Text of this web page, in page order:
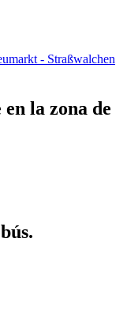
- Straßwalchen
la zona de